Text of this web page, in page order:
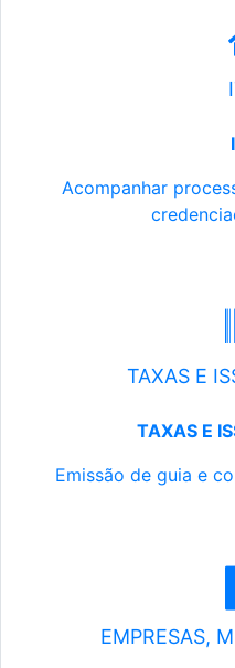
Acompanhar
TAXAS E
TAXAS E
Emissão de guia e
EMPRESAS,